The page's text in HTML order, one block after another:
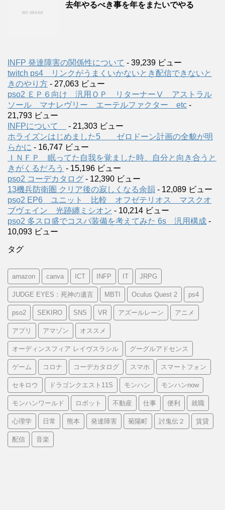
去年やるべき事を年をまたいでやる
INFP 発達障害の関係性について - 39,239 ビュー
twitch ps4 リンクがうまくいかないとき配信できないと
きのやり方 - 27,063 ビュー
pso2 ＥＰ６向け 汎用ＯＰ リターナーⅤ アストラル
ソール マナレヴリー エーテルファクター etc -
21,793 ビュー
INFPについて
- 21,303 ビュー
ホライズンはじめました5 ゼロドーン計画の全貌が明
らかに - 16,747 ビュー
ＩＮＦＰ 眠ってた自我を覚ました時、自分と向き合うと
きがくるだろう - 15,196 ビュー
pso2 コーデカタログ - 12,390 ビュー
13機兵防衛圏 クリア後の寂しくなる余韻 - 12,089 ビュー
pso2 EP6 ユニット 比較 オフゼテリオス マスクオ
ブヴェイン 光跡纏ミシオン - 10,214 ビュー
pso2 多スロ盛でコスパ装備を考えてみた 6s 汎用構成 -
10,093 ビュー
タグ
amazon canva ICT INFP IT JRPG
JUDGE EYES：死神の遺言 MBTI Oculus Quest 2 ps4
pso2 SEKIRO SNS VR アズールレーン アニメ
アプリ アマゾン オススメ
オーディンスフィア レイヴスラシル グーグルアドセンス
ゲーム コロナ コーデカタログ スマホ スマートフォン
セキロウ ドラゴンクエスト11S モンハン モンハンnow
モンハンワールド ロボット 不動産 仕事 便利 就職
心理学 日常 熊本 発達障害 菊陽町 討鬼伝２ 賃貸
配信 音楽